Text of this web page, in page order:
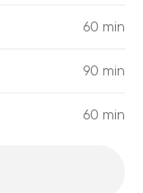
60 min
90 min
60 min